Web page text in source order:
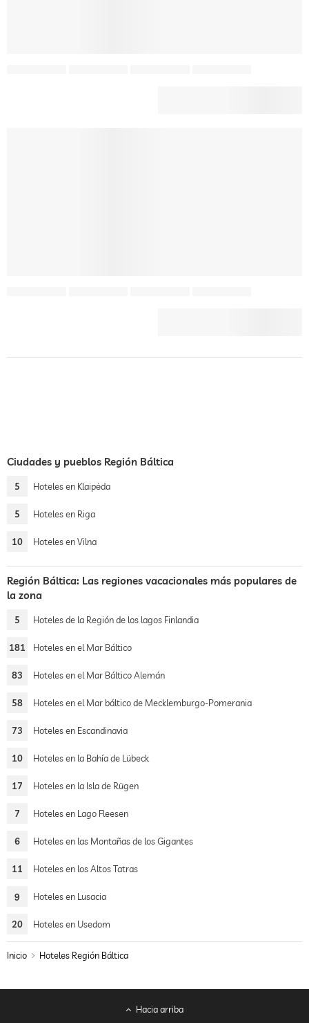
Ciudades y pueblos Región Báltica
5 Hoteles en Klaipėda
5 Hoteles en Riga
10 Hoteles en Vilna
Región Báltica: Las regiones vacacionales más populares de
la zona
5 Hoteles de la Región de los lagos Finlandia
181 Hoteles en el Mar Báltico
83 Hoteles en el Mar Báltico Alemán
58 Hoteles en el Mar báltico de Mecklemburgo-Pomerania
73 Hoteles en Escandinavia
10 Hoteles en la Bahía de Lübeck
17 Hoteles en la Isla de Rügen
7 Hoteles en Lago Fleesen
6 Hoteles en las Montañas de los Gigantes
11 Hoteles en los Altos Tatras
9 Hoteles en Lusacia
20 Hoteles en Usedom
Inicio Hoteles Región Báltica
Hacia arriba